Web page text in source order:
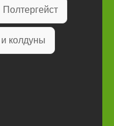
Полтергейст
колдуны